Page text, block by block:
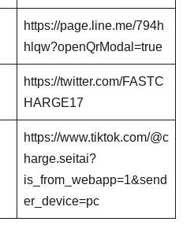
https://page.line.me/794h
hlqw?openQrModal=true
https://twitter.com/FASTC
HARGE17
https://www.tiktok.com/@c
harge.seitai?
is_from_webapp=1&send
er_device=pc